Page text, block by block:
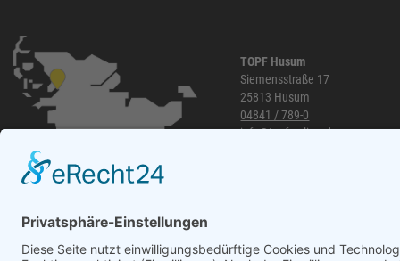
TOPF Husum
Siemensstraße 17
25813 Husum
04841 / 789-0
info@topf-online.de